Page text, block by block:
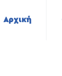
Αρχική